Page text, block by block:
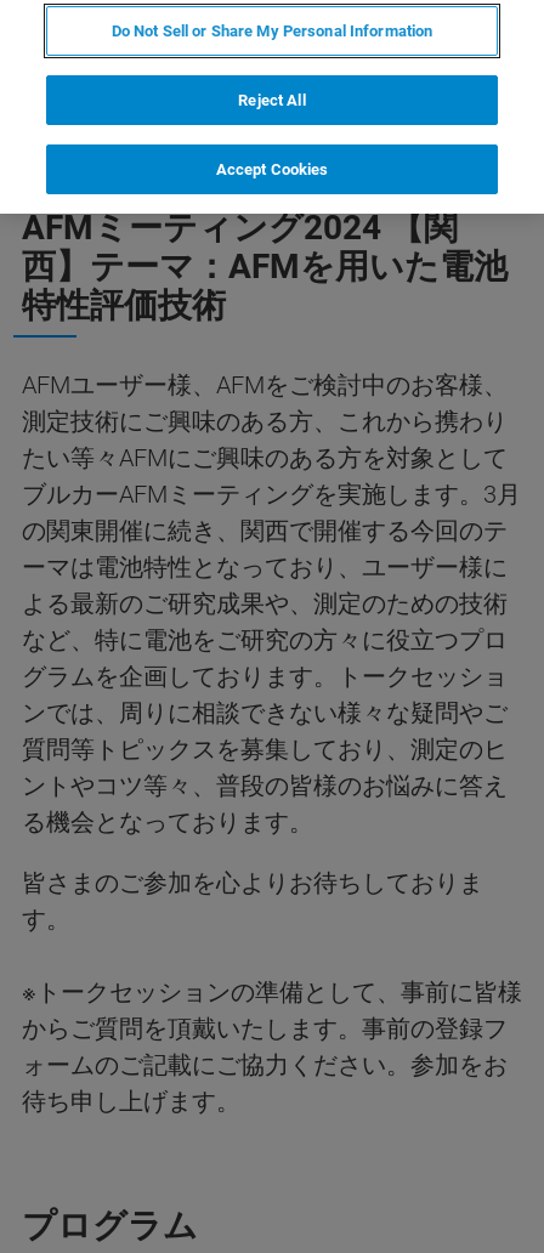
AFMミーティング2024 【関
西】テーマ：AFMを用いた電池
特性評価技術
AFMユーザー様、AFMをご検討中のお客様、
測定技術にご興味のある方、これから携わり
たい等々AFMにご興味のある方を対象として
ブルカーAFMミーティングを実施します。3月
の関東開催に続き、関西で開催する今回のテ
ーマは電池特性となっており、ユーザー様に
よる最新のご研究成果や、測定のための技術
など、特に電池をご研究の方々に役立つプロ
グラムを企画しております。トークセッショ
ンでは、周りに相談できない様々な疑問やご
質問等トピックスを募集しており、測定のヒ
ントやコツ等々、普段の皆様のお悩みに答え
る機会となっております。
皆さまのご参加を心よりお待ちしておりま
す。
※トークセッションの準備として、事前に皆様
からご質問を頂戴いたします。事前の登録フ
ォームのご記載にご協力ください。参加をお
待ち申し上げます。
プログラム
Do Not Sell or Share My Personal Information
Reject All
Accept Cookies